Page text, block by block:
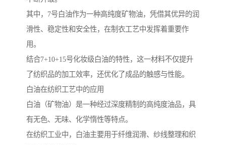
其中，7号白油作为一种高纯度矿物油，凭借其优异的润
滑性、稳定性和安全性，在制衣工艺中发挥着重要作
用。
结合7+10+15号化妆级白油的特性，这一材料不仅提升
了纺织品的加工效率，还优化了成品的触感与性能。
白油在纺织工艺中的应用
白油（矿物油）是一种经过深度精制的高纯度油品，具
有无色、无味、化学惰性等特点。
在纺织工业中，白油主要用于纤维润滑、纱线整理和织